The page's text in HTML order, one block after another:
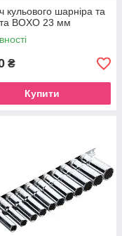
кульового шарніра та
BOXO 23 мм
₴
Купити